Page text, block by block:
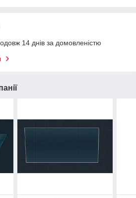
14 днів за домовленістю